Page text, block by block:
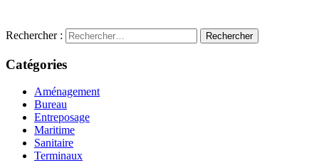
Rechercher :
Catégories
Aménagement
Bureau
Entreposage
Maritime
Sanitaire
Terminaux